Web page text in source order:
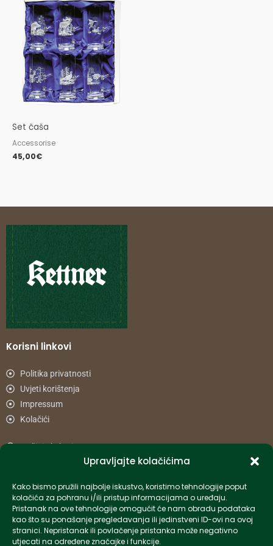
Upravljajte kolačićima
Kako bismo pružili najbolje iskustvo, koristimo tehnologije poput
kolačića za pohranu i/ili pristup informacijama o uređaju.
Pristanak na ove tehnologije omogućit će nam obradu podataka
kao što su ponašanje pregledavanja ili jedinstveni ID-ovi na ovoj
stranici. Nepristanak ili povlačenje pristanka može negativno
utjecati na određene značajke i funkcije.
Set čaša
Accessorise
45,00€
Korisni linkovi
Politika privatnosti
Uvjeti korištenja
Impressum
Kolačići
Načini plaćanja
Informacije
info-hr@kettner.com